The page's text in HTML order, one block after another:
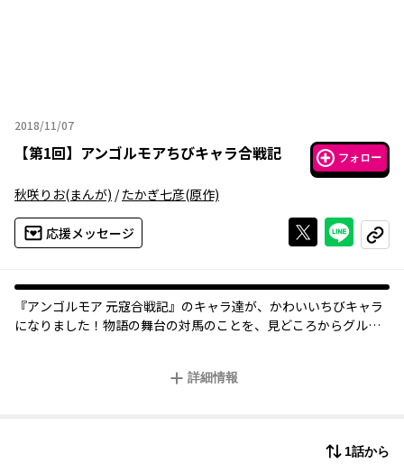
2018/11/07
2018年11月07日
【第1回】 アンゴルモアちびキャラ合戦記 フォロー
秋咲りお(まんが) /たかぎ七彦(原作)
応援メッセージ Xで投稿する
ライン
コピー
『アンゴルモア 元寇合戦記』のキャラ達が、かわいいちびキャラ
になりました！物語の舞台の対馬のことを、見どころからグルメ
詳細情報
1話から